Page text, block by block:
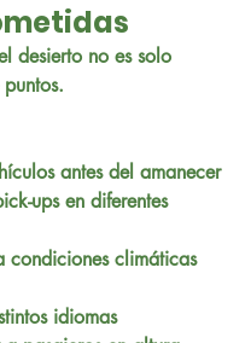
desierto no es solo
antes del amanecer
ups en diferentes
condiciones climáticas
idiomas